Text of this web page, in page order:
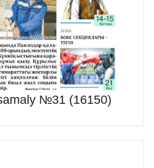
№31 (16150)